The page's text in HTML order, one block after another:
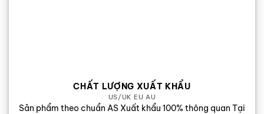
CHẤT LƯỢNG XUẤT KHẨU
US/UK EU AU
Sản phẩm theo chuẩn AS Xuất khẩu 100% thông quan Tại